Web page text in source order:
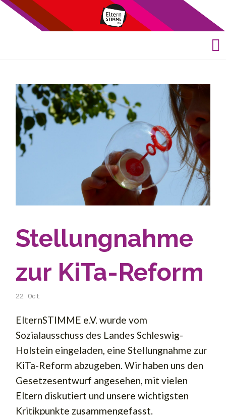
Stellungnahme
zur KiTa-Reform
22 Oct
ElternSTIMME e.V. wurde vom
Sozialausschuss des Landes Schleswig-
Holstein eingeladen, eine Stellungnahme zur
KiTa-Reform abzugeben. Wir haben uns den
Gesetzesentwurf angesehen, mit vielen
Eltern diskutiert und unsere wichtigsten
Kritikpunkte zusammengefasst.